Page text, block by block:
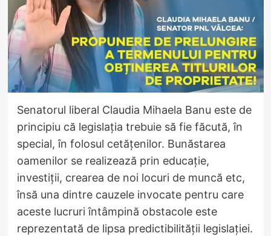
Senatorul liberal Claudia Mihaela Banu este de
principiu că legislaţia trebuie să fie făcută, în
special, în folosul cetăţenilor. Bunăstarea
oamenilor se realizează prin educaţie,
investiții, crearea de noi locuri de muncă etc,
însă una dintre cauzele invocate pentru care
aceste lucruri întâmpină obstacole este
reprezentată de lipsa predictibilității legislației.